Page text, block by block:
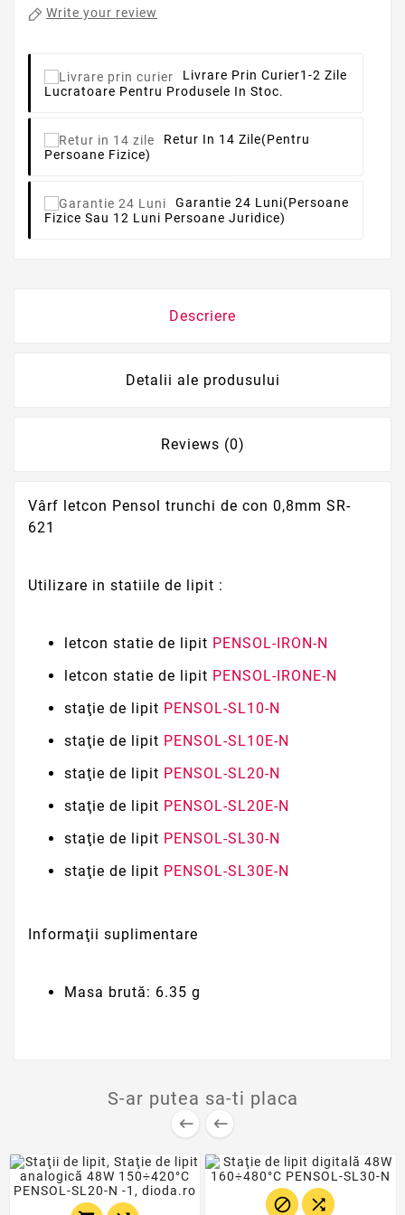
Write your review
Livrare Prin Curier1-2 Zile
Lucratoare Pentru Produsele In Stoc.
Retur In 14 Zile(pentru
Persoane Fizice)
Garantie 24 Luni(persoane
Fizice Sau 12 Luni Persoane Juridice)
Descriere
Detalii ale produsului
Reviews (0)
Vârf letcon Pensol trunchi de con 0,8mm SR-
621
Utilizare in statiile de lipit :
letcon statie de lipit PENSOL-IRON-N
letcon statie de lipit PENSOL-IRONE-N
staţie de lipit PENSOL-SL10-N
staţie de lipit PENSOL-SL10E-N
staţie de lipit PENSOL-SL20-N
staţie de lipit PENSOL-SL20E-N
staţie de lipit PENSOL-SL30-N
staţie de lipit PENSOL-SL30E-N
Informaţii suplimentare
Masa brută: 6.35 g
S-ar putea sa-ti placa
 
 